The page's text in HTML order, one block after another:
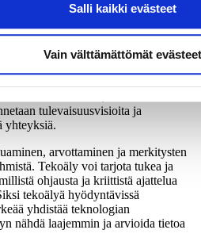
Salli kaikki evästeet
Vain välttämättömät evästeet
Lisäksi tekoälyllä on taipumus
lineaarisia kehityskulkujen
ja epälineaarisuus
tulevaisuusvisioita ja
yhteyksiä.
arvottaminen ja merkitysten
Tekoäly voi tarjota tukea ja
ohjausta ja kriittistä ajattelua
tekoälyä hyödyntävissä
yhdistää teknologian
nähdä laajemmin ja arvioida tietoa